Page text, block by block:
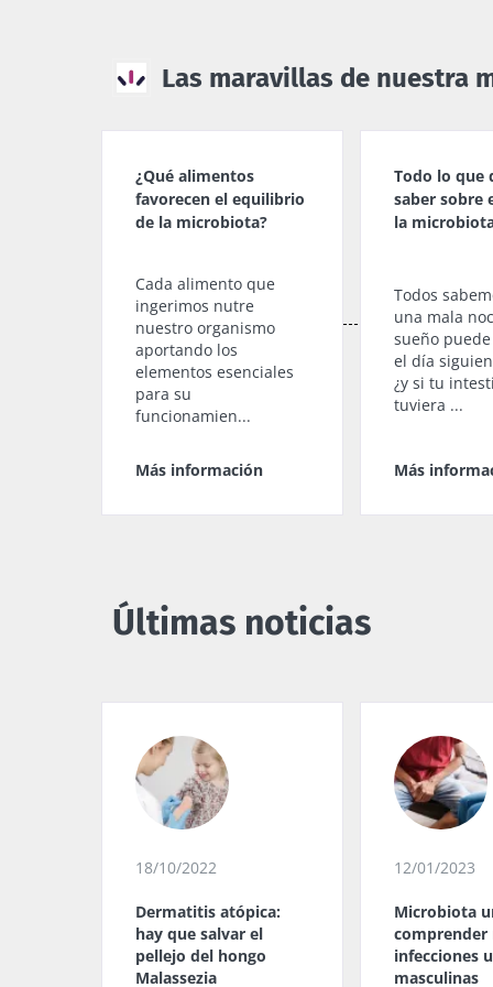
Las maravillas de nuestra
¿Qué alimentos
favorecen el equilibrio
de la microbiota?
Cada alimento que
ingerimos nutre
nuestro organismo
aportando los
elementos esenciales
para su
funcionamien...
Más información
Todo lo que
saber sobre
la
Todos
una mala
sueño
el día
¿y si tu
tuviera ...
Más
Últimas noticias
18/10/2022
Dermatitis atópica:
hay que salvar el
pellejo del hongo
Malassezia
12/01/2023
Microbiota
comprender
infecciones
masculinas